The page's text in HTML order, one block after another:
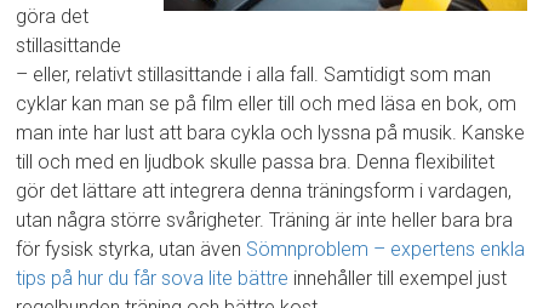
göra det
stillasittande
– eller, relativt stillasittande i alla fall. Samtidigt som man
cyklar kan man se på film eller till och med läsa en bok, om
man inte har lust att bara cykla och lyssna på musik. Kanske
till och med en ljudbok skulle passa bra. Denna flexibilitet
gör det lättare att integrera denna träningsform i vardagen,
utan några större svårigheter. Träning är inte heller bara bra
för fysisk styrka, utan även Sömnproblem – expertens enkla
tips på hur du får sova lite bättre innehåller till exempel just